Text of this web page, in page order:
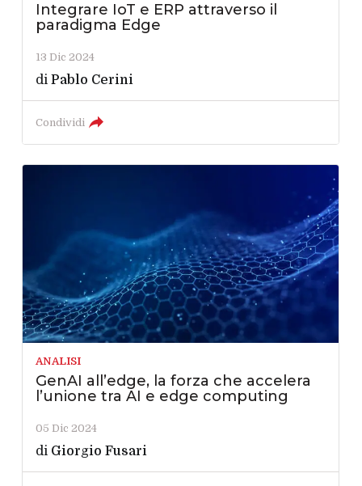
Integrare IoT e ERP attraverso il
paradigma Edge
13 Dic 2024
diPablo Cerini
Condividi
ANALISI
GenAI all’edge, la forza che accelera
l’unione tra AI e edge computing
05 Dic 2024
di Giorgio Fusari